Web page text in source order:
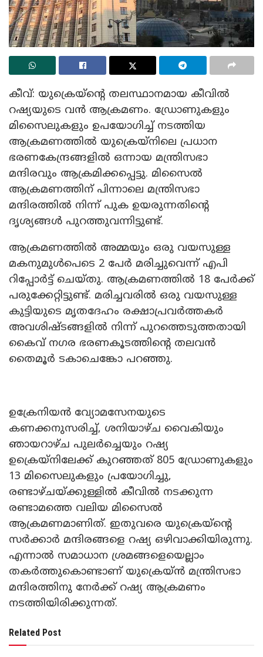
കീവ്: യുക്രെയ്‌ന്റെ തലസ്ഥാനമായ കീവിൽ
റഷ്യയുടെ വൻ ആക്രമണം. ഡ്രോണുകളും
മിസൈലുകളും ഉപയോഗിച്ച് നടത്തിയ
ആക്രമണത്തിൽ യുക്രെയ്നിലെ പ്രധാന
ഭരണകേന്ദ്രങ്ങളിൽ ഒന്നായ മന്ത്രിസഭാ
മന്ദിരവും ആക്രമിക്കപ്പെട്ടു. മിസൈൽ
ആക്രമണത്തിന് പിന്നാലെ മന്ത്രിസഭാ
മന്ദിരത്തിൽ നിന്ന് പുക ഉയരുന്നതിന്റെ
ദൃശ്യങ്ങൾ പുറത്തുവന്നിട്ടുണ്ട്.
ആക്രമണത്തിൽ അമ്മയും ഒരു വയസുള്ള
മകനുമുൾപെടെ 2 പേർ മരിച്ചുവെന്ന് എപി
റിപ്പോർട്ട് ചെയ്തു. ആക്രമണത്തിൽ 18 പേർക്ക്
പരുക്കേറ്റിട്ടുണ്ട്. മരിച്ചവരിൽ ഒരു വയസുള്ള
കുട്ടിയുടെ മൃതദേഹം രക്ഷാപ്രവർത്തകർ
അവശിഷ്ടങ്ങളിൽ നിന്ന് പുറത്തെടുത്തതായി
കൈവ് നഗര ഭരണകൂടത്തിന്റെ തലവൻ
തൈമൂർ ടകാചെങ്കോ പറഞ്ഞു.
ഉക്രേനിയൻ വ്യോമസേനയുടെ
കണക്കനുസരിച്ച്, ശനിയാഴ്ച വൈകിയും
ഞായറാഴ്ച പുലർച്ചെയും റഷ്യ
ഉക്രെയ്‌നിലേക്ക് കുറഞ്ഞത് 805 ഡ്രോണുകളും
13 മിസൈലുകളും പ്രയോഗിച്ചു,
രണ്ടാഴ്ചയ്ക്കുള്ളിൽ കീവിൽ നടക്കുന്ന
രണ്ടാമത്തെ വലിയ മിസൈൽ
ആക്രമണമാണിത്. ഇതുവരെ യുക്രെയ്ന്റെ
സർക്കാർ മന്ദിരങ്ങളെ റഷ്യ ഒഴിവാക്കിയിരുന്നു.
എന്നാൽ സമാധാന ശ്രമങ്ങളെയെല്ലാം
തകർത്തുകൊണ്ടാണ് യുക്രെയ്ൻ മന്ത്രിസഭാ
മന്ദിരത്തിനു നേർക്ക് റഷ്യ ആക്രമണം
നടത്തിയിരിക്കുന്നത്.
Related Post